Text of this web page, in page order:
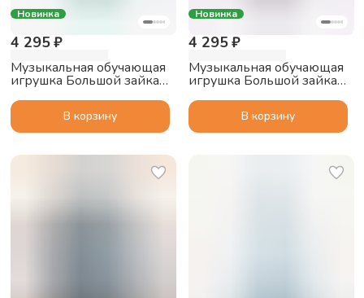
Новинка
4 295 ₽
Музыкальная обучающая
игрушка Большой зайка
Bluetooth колонки,
мятный В корзину
Новинка
4 295 ₽
Музыкальная обучающая
игрушка Большой зайка
Bluetooth колонки,
фиолетовыйВ корзину